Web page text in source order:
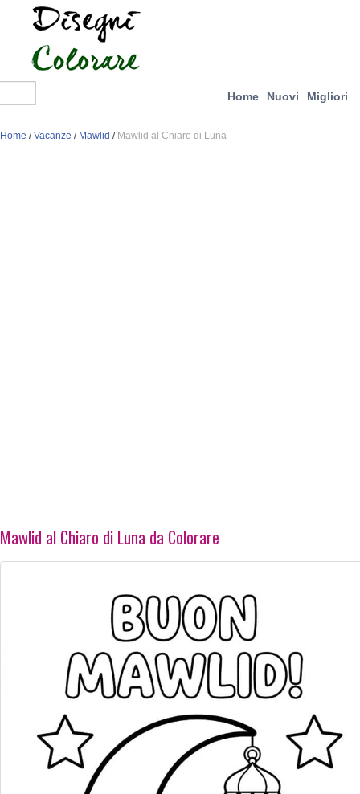
Home Nuovi Migliori
Home /Vacanze / Mawlid / Mawlid al Chiaro di Luna
Mawlid al Chiaro di Luna da Colorare